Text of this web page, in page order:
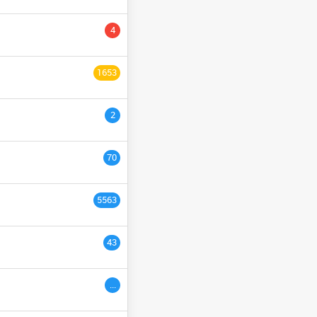
4
1653
السنة
السنة
2
70
5563
43
...
السنة الثانية
années